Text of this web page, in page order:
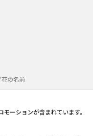
花の名前
モーションが含まれています。